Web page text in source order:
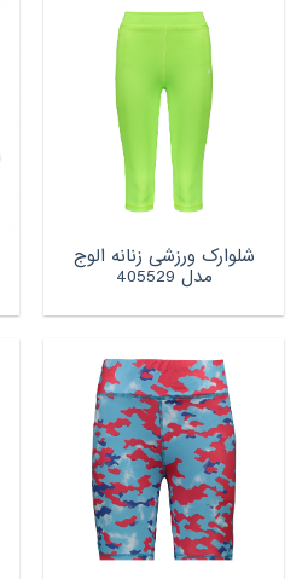
شلوارک ورزشی زنانه الوج
مدل 405529